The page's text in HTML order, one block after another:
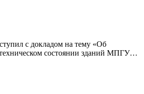
с докладом на тему «Об
состоянии зданий МПГУ…